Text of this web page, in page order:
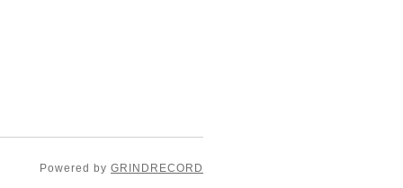
Powered by GRINDRECORD